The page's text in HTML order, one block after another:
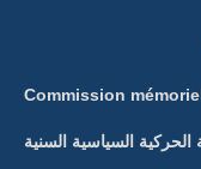
Commission
الحركية السياسية السنية